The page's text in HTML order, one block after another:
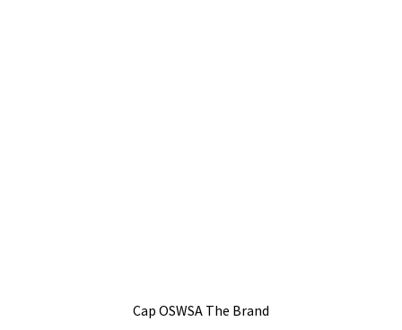
Cap OSWSA The Brand